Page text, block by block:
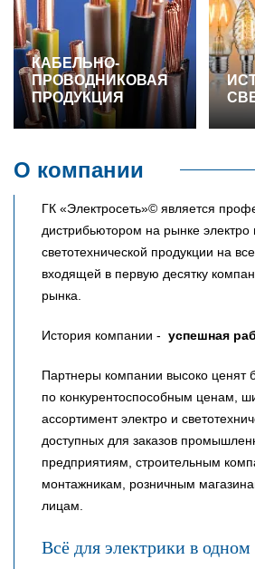
КАБЕЛЬНО-
ПРОВОДНИКОВАЯ
ПРОДУКЦИЯ
О компании
ГК «Электросеть»© является
дистрибьютором на рынке электро
светотехнической продукции на
входящей в первую десятку
рынка.
История компании - успешная
Партнеры компании высоко ценят
по конкурентоспособным ценам,
ассортимент электро и
доступных для заказов
предприятиям, строительным
монтажникам, розничным
лицам.
Всё для электрики в одном